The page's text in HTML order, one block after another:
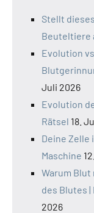
Stellt
Beuteltiere
Evolution
Juli 2026
Evolution
Rätsel 18.
Deine Zelle
Maschine
Warum
des Blutes
2026